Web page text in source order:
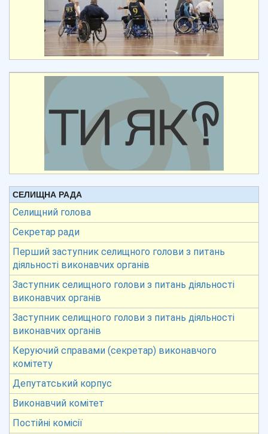
СЕЛИЩНА РАДА
Селищний голова
Секретар ради
Перший заступник селищного голови з питань
діяльності виконавчих органів
Заступник селищного голови з питань діяльності
виконавчих органів
Заступник селищного голови з питань діяльності
виконавчих органів
Керуючий справами (секретар) виконавчого
комітету
Депутатський корпус
Виконавчий комітет
Постійні комісії